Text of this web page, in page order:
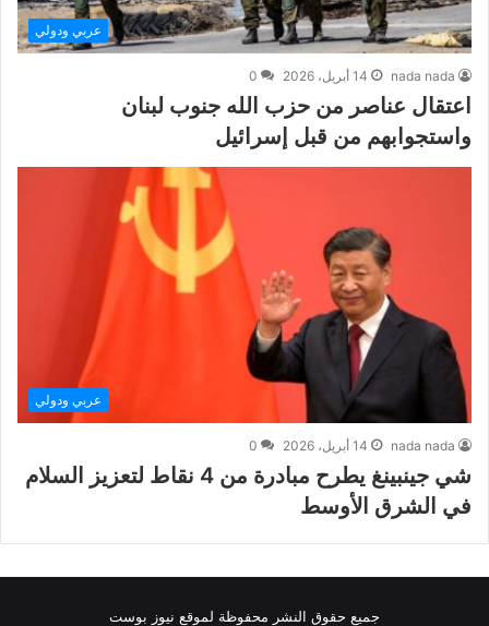
عربي ودولي
nada nada 14 أبريل، 2026 0
اعتقال عناصر من حزب الله جنوب لبنان
واستجوابهم من قبل إسرائيل
عربي ودولي
nada nada 14 أبريل، 2026 0
شي جينبينغ يطرح مبادرة من 4 نقاط لتعزيز السلام
في الشرق الأوسط
جميع حقوق النشر محفوظة لموقع نيوز بوست